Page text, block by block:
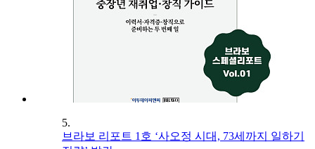
5.
브라보 리포트 1호 ‘사오정 시대, 73세까지 일하기